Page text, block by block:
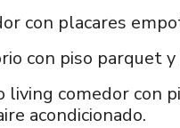
con placares
con piso parquet
living comedor con
acondicionado.